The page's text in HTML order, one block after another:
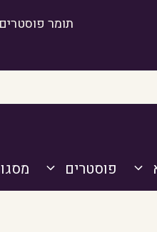
תומר פוסטרים |
פוסטרים